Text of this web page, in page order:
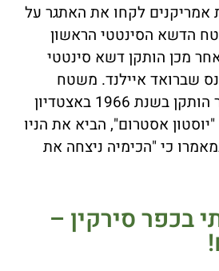
אמריקנים לקחו את האתגר על
הדשא הסינטטי הראשון
שנה לאחר מכן הותקן דשא סינטטי
שברואד איילנד. משטח
הדשא הסינטטי אשר הותקן בשנת 1966 באצטדיון
אסטרום", הביא את הניו
כי "הכימיה ניצחה את
בכפר סירקין –